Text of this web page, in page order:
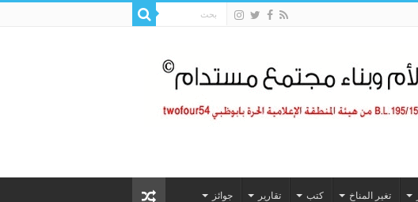
تغير المناخ كتب تقارير جوائز